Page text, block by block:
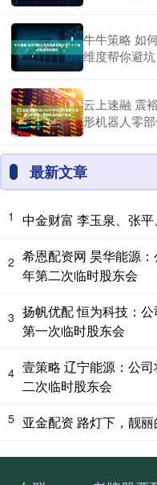
牛牛策略 如
维度帮你避坑
云上速融 震
形机器人零
最新文章
1 中金财富 李玉泉、张
2 希恩配资网 昊华能源
年第二次临时股东会
3 扬帆优配 恒为科技：
第一次临时股东会
4 壹策略 辽宁能源：公
二次临时股东会
5 亚金配资 路灯下，靓